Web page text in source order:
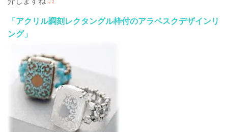
「アクリル調刻レクタングル枠付のアラベスクデザインリ
ング」